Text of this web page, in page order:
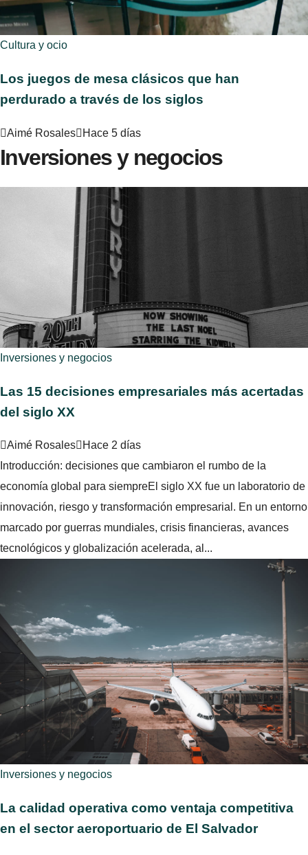
Cultura y ocio
Los juegos de mesa clásicos que han
perdurado a través de los siglos
Aimé Rosales Hace 5 días
Inversiones y negocios
Inversiones y negocios
Las 15 decisiones empresariales más acertadas
del siglo XX
Aimé Rosales
Hace 2 días
Introducción: decisiones que cambiaron el rumbo de la
economía global para siempreEl siglo XX fue un laboratorio de
innovación, riesgo y transformación empresarial. En un entorno
marcado por guerras mundiales, crisis financieras, avances
tecnológicos y globalización acelerada, al...
Inversiones y negocios
La calidad operativa como ventaja competitiva
en el sector aeroportuario de El Salvador